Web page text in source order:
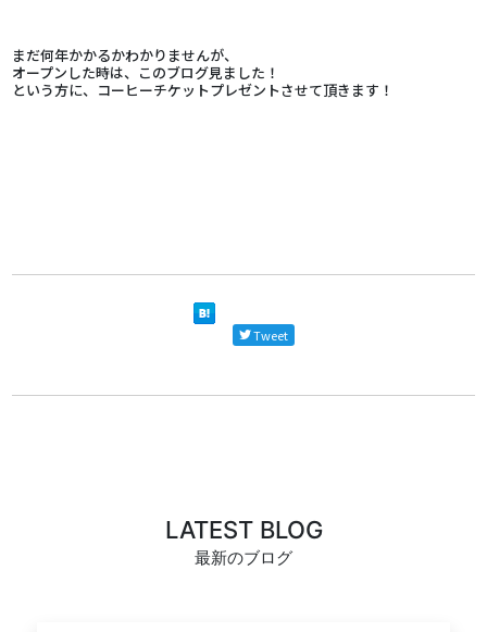
まだ何年かかるかわかりませんが、
オープンした時は、このブログ見ました！
という方に、コーヒーチケットプレゼントさせて頂きます！
Tweet
LATEST BLOG
最新のブログ